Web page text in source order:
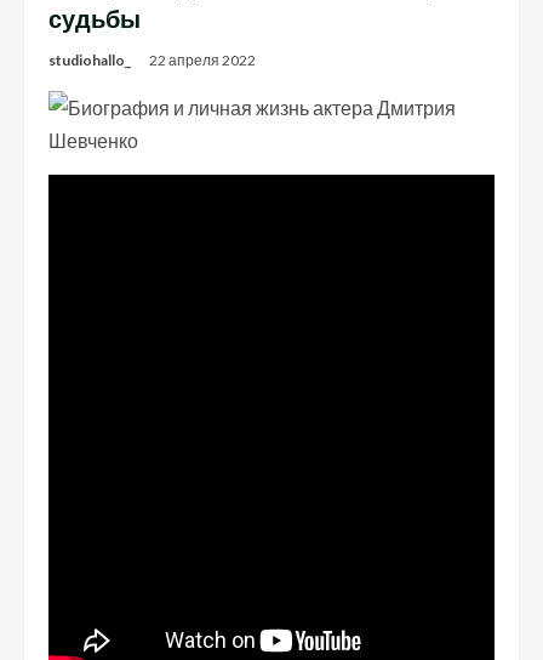
судьбы
studiohallo_ 22 апреля 2022